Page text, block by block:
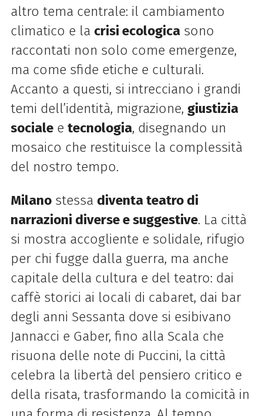
altro tema centrale: il cambiamento
climatico e la crisi ecologicasono
raccontati non solo come emergenze,
ma come sfide etiche e culturali.
Accanto a questi, si intrecciano i grandi
temi dell’identità, migrazione, giustizia
socialee tecnologia, disegnando un
mosaico che restituisce la complessità
del nostro tempo.
Milanostessa diventa teatro di
narrazioni diverse e suggestive. La città
si mostra accogliente e solidale, rifugio
per chi fugge dalla guerra, ma anche
capitale della cultura e del teatro: dai
caffè storici ai locali di cabaret, dai bar
degli anni Sessanta dove si esibivano
Jannacci e Gaber, fino alla Scala che
risuona delle note di Puccini, la città
celebra la libertà del pensiero critico e
della risata, trasformando la comicità in